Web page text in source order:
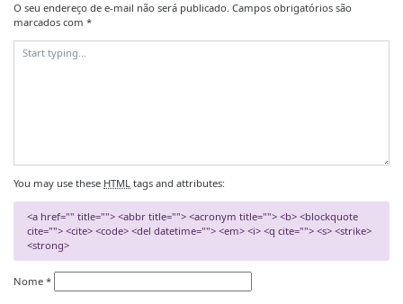
O seu endereço de e-mail não será publicado. Campos obrigatórios são
marcados com *
You may use these HTML tags and attributes:
<a href="" title=""> <abbr title=""> <acronym title=""> <b> <blockquote
cite=""> <cite> <code> <del datetime=""> <em> <i> <q cite=""> <s> <strike>
<strong>
Nome *